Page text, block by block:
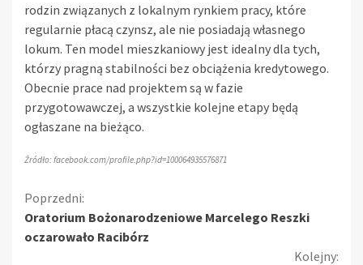
rodzin związanych z lokalnym rynkiem pracy, które
regularnie płacą czynsz, ale nie posiadają własnego
lokum. Ten model mieszkaniowy jest idealny dla tych,
którzy pragną stabilności bez obciążenia kredytowego.
Obecnie prace nad projektem są w fazie
przygotowawczej, a wszystkie kolejne etapy będą
ogłaszane na bieżąco.
Źródło: facebook.com/profile.php?id=100064935576871
Kontynuuj
czytanie
Poprzedni:
Oratorium Bożonarodzeniowe Marcelego Reszki
oczarowało Racibórz
Kolejny: